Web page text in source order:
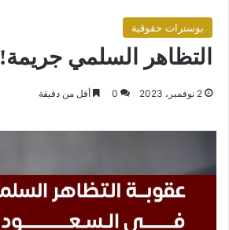
بوسترات حقوقية
التظاهر السلمي جريمة!
2 نوفمبر، 2023 0 أقل من دقيقة